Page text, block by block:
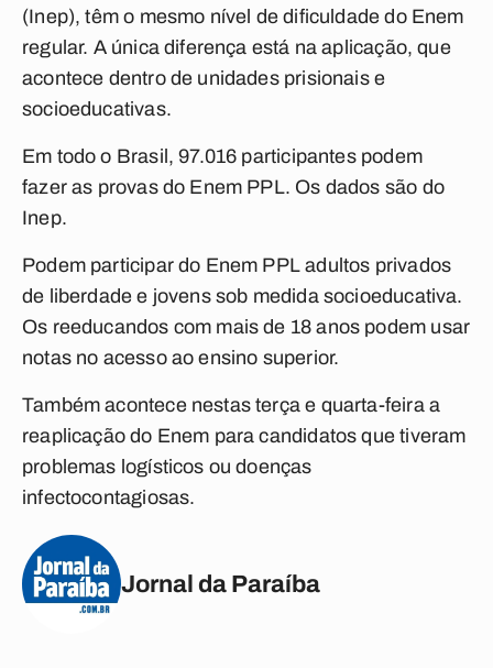
(Inep), têm o mesmo nível de dificuldade do Enem
regular. A única diferença está na aplicação, que
acontece dentro de unidades prisionais e
socioeducativas.
Em todo o Brasil, 97.016 participantes podem
fazer as provas do Enem PPL. Os dados são do
Inep.
Podem participar do Enem PPL adultos privados
de liberdade e jovens sob medida socioeducativa.
Os reeducandos com mais de 18 anos podem usar
notas no acesso ao ensino superior.
Também acontece nestas terça e quarta-feira a
reaplicação do Enem para candidatos que tiveram
problemas logísticos ou doenças
infectocontagiosas.
Jornal da Paraíba